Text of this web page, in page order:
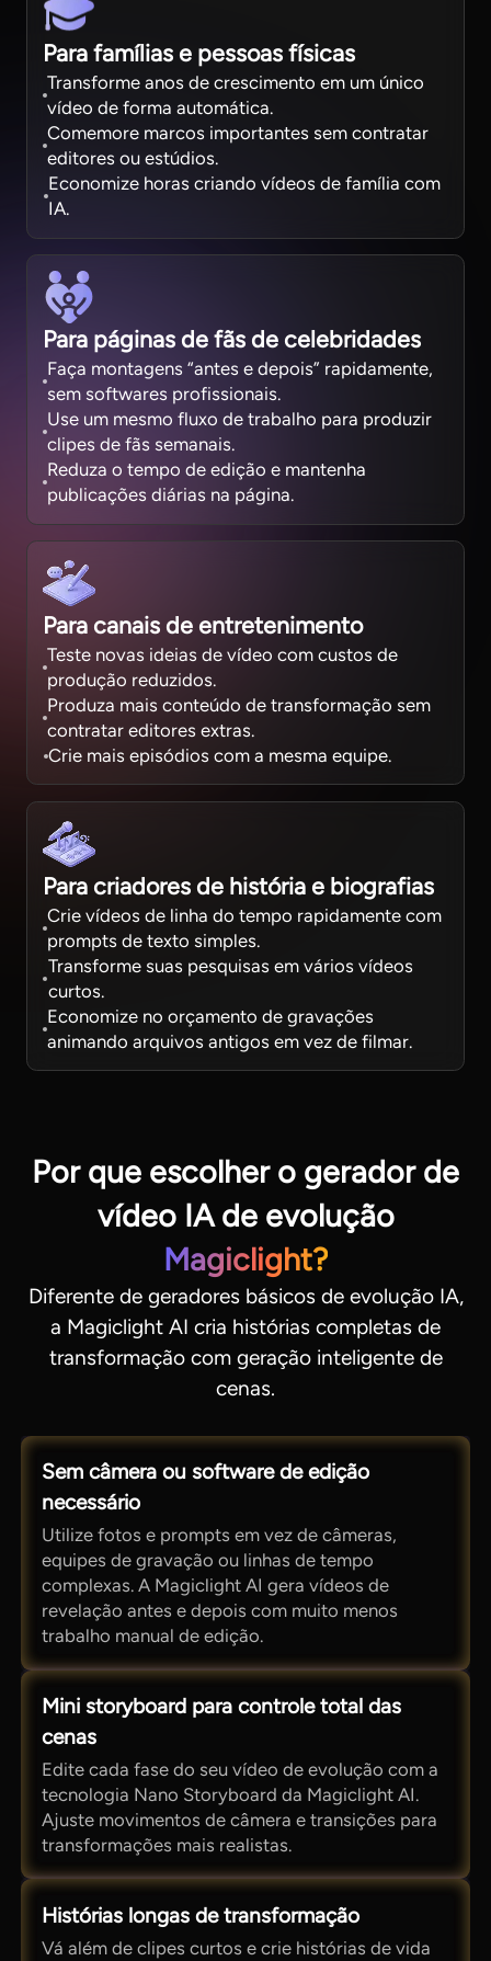
Para famílias e pessoas físicas
Transforme anos de crescimento em um único
vídeo de forma automática.
Comemore marcos importantes sem contratar
editores ou estúdios.
Economize horas criando vídeos de família com
IA.
Para páginas de fãs de celebridades
Faça montagens “antes e depois” rapidamente,
sem softwares profissionais.
Use um mesmo fluxo de trabalho para produzir
clipes de fãs semanais.
Reduza o tempo de edição e mantenha
publicações diárias na página.
Para canais de entretenimento
Teste novas ideias de vídeo com custos de
produção reduzidos.
Produza mais conteúdo de transformação sem
contratar editores extras.
Crie mais episódios com a mesma equipe.
Para criadores de história e biografias
Crie vídeos de linha do tempo rapidamente com
prompts de texto simples.
Transforme suas pesquisas em vários vídeos
curtos.
Economize no orçamento de gravações
animando arquivos antigos em vez de filmar.
Por que escolher o gerador de
vídeo IA de evolução
Magiclight?
Diferente de geradores básicos de evolução IA,
a Magiclight AI cria histórias completas de
transformação com geração inteligente de
cenas.
Sem câmera ou software de edição
necessário
Utilize fotos e prompts em vez de câmeras,
equipes de gravação ou linhas de tempo
complexas. A Magiclight AI gera vídeos de
revelação antes e depois com muito menos
trabalho manual de edição.
Mini storyboard para controle total das
cenas
Edite cada fase do seu vídeo de evolução com a
tecnologia Nano Storyboard da Magiclight AI.
Ajuste movimentos de câmera e transições para
transformações mais realistas.
Histórias longas de transformação
Vá além de clipes curtos e crie histórias de vida